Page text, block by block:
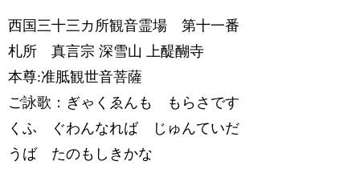
西国三十三カ所観音霊場 第十一番
札所 真言宗 深雪山 上醍醐寺
本尊:准胝観世音菩薩
ご詠歌：ぎゃくゑんも もらさです
くふ ぐわんなれば じゅんていだ
うば たのもしきかな